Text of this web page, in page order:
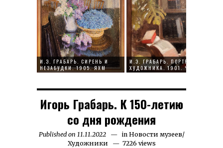
И.Э. ГРАБАРЬ. СИРЕНЬ И
НЕЗАБУДКИ. 1905. ЯХМ
И.Э. ГРАБАРЬ. ПОРТРЕТ В.Э.
ХУДОЖНИКА. 1901. ЧАСТНОЕ
Игорь Грабарь. К 150-летию
со дня рождения
Published on 11.11.202226.07.2025
in Новости музеев/
Художники
7226 views